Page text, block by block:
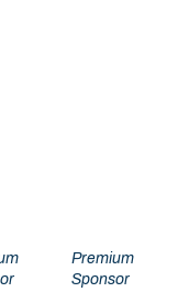
Premium
Sponsor